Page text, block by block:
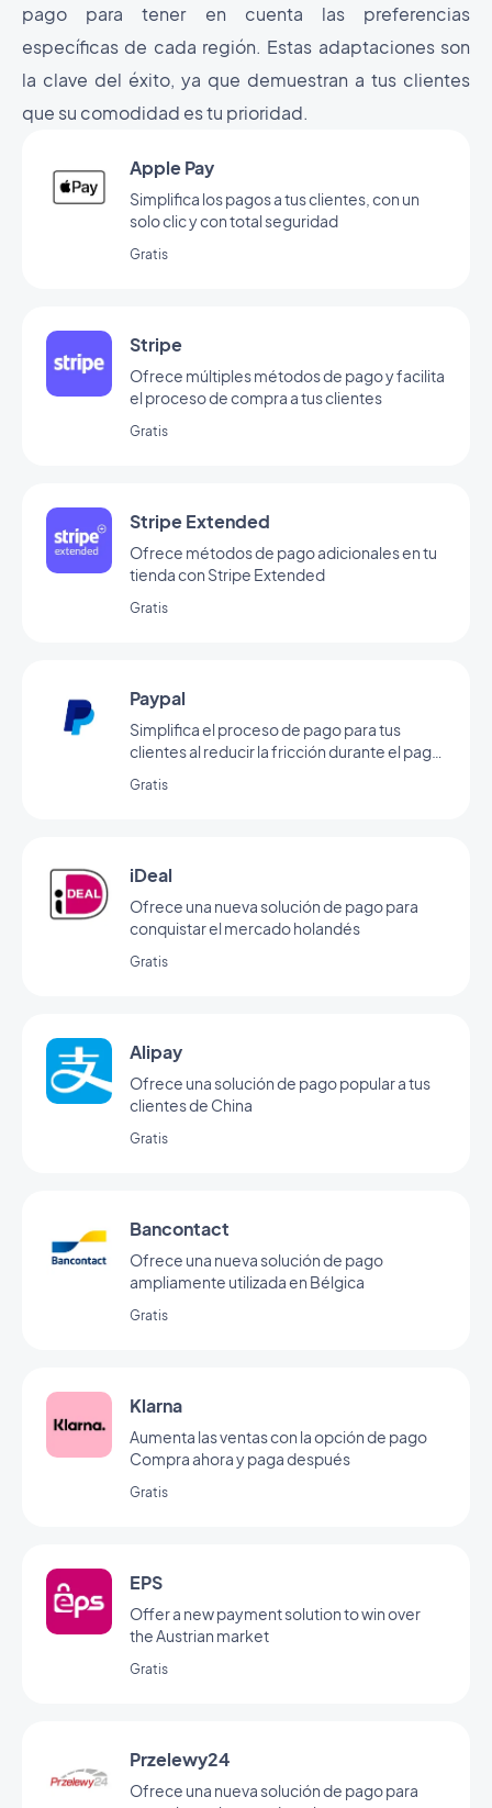
pago para tener en cuenta las preferencias
específicas de cada región. Estas adaptaciones son
la clave del éxito, ya que demuestran a tus clientes
que su comodidad es tu prioridad.
Apple Pay
Simplifica los pagos a tus clientes, con un
solo clic y con total seguridad
Gratis
Stripe
Ofrece múltiples métodos de pago y facilita
el proceso de compra a tus clientes
Gratis
Stripe Extended
Ofrece métodos de pago adicionales en tu
tienda con Stripe Extended
Gratis
Paypal
Simplifica el proceso de pago para tus
clientes al reducir la fricción durante el pago
Gratis
iDeal
Ofrece una nueva solución de pago para
conquistar el mercado holandés
Gratis
Alipay
Ofrece una solución de pago popular a tus
clientes de China
Gratis
Bancontact
Ofrece una nueva solución de pago
ampliamente utilizada en Bélgica
Gratis
Klarna
Aumenta las ventas con la opción de pago
Compra ahora y paga después
Gratis
EPS
Offer a new payment solution to win over
the Austrian market
Gratis
Przelewy24
Ofrece una nueva solución de pago para